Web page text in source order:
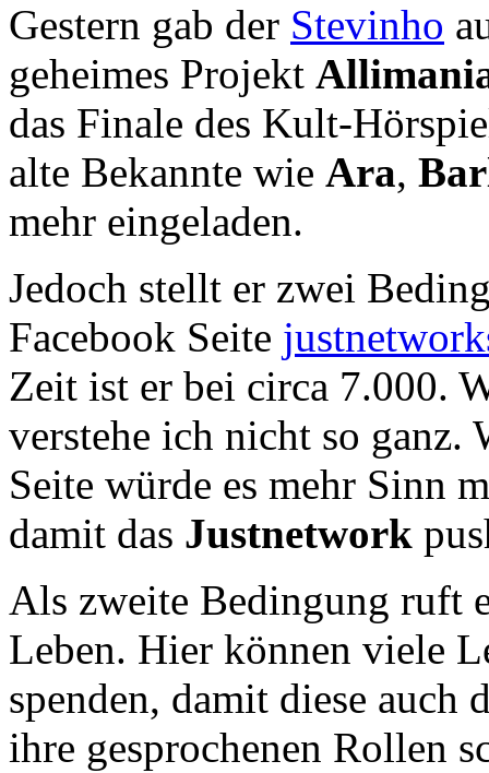
Gestern gab der Stevinho
geheimes Projekt
das Finale des Kult-
alte Bekannte wie Ara,
mehr eingeladen.
Jedoch stellt er zwei
Facebook Seite
Zeit ist er bei circa 7.000.
verstehe ich nicht so ganz.
Seite würde es mehr Sinn
damit das Justnetwork
Als zweite Bedingung ruft
Leben. Hier können viele
spenden, damit diese auch
ihre gesprochenen Rollen